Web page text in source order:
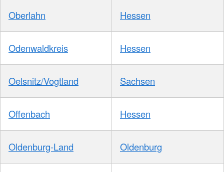
Oberlahn Hessen
Odenwaldkreis Hessen
Oelsnitz/Vogtland Sachsen
Offenbach Hessen
Oldenburg-Land Oldenburg